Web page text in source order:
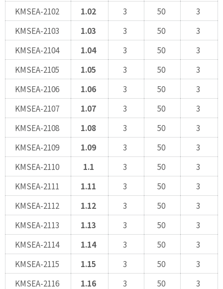
KMSEA-2102
1.02 3 50
3
KMSEA-2103
1.03 3 50
3
KMSEA-2104
1.04 3 50
3
KMSEA-2105
1.05 3 50
3
KMSEA-2106
1.06 3 50
3
KMSEA-2107
1.07 3 50
3
KMSEA-2108
1.08 3 50
3
KMSEA-2109
1.09 3 50
3
KMSEA-2110
1.1 3 50
3
KMSEA-2111
1.11 3 50
3
KMSEA-2112
1.12 3 50
3
KMSEA-2113
1.13 3 50
3
KMSEA-2114
1.14 3 50
3
KMSEA-2115
1.15 3 50
3
KMSEA-2116
1.16 3 50
3